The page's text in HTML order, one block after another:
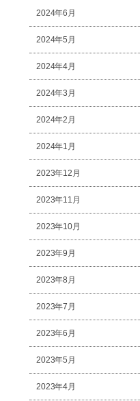
2024年6月
2024年5月
2024年4月
2024年3月
2024年2月
2024年1月
2023年12月
2023年11月
2023年10月
2023年9月
2023年8月
2023年7月
2023年6月
2023年5月
2023年4月